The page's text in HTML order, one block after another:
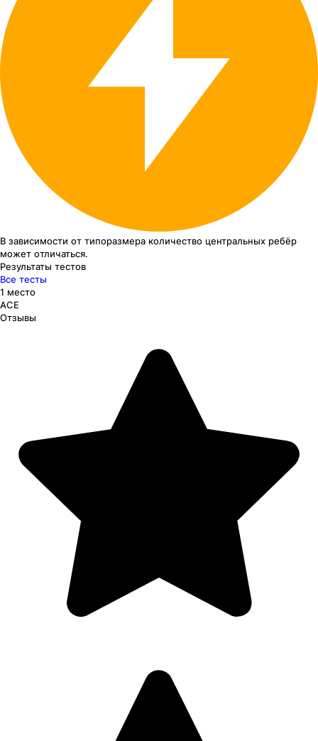
В зависимости от типоразмера количество центральных ребёр
может отличаться.
Результаты тестов
Все тесты
1 место
ACE
Отзывы